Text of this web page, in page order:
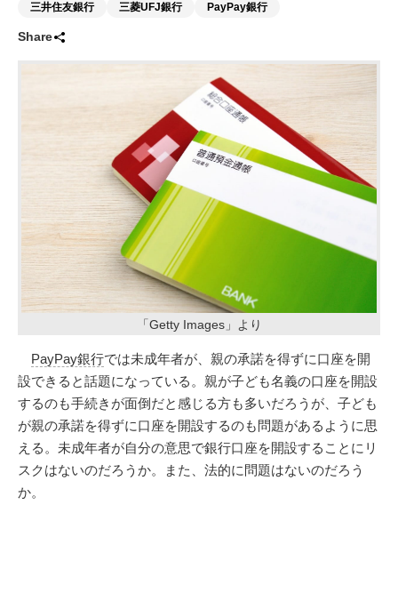
ADOPTABLE DOG JOURNAL
三井住友銀行 三菱UFJ銀行 PayPay銀行
Share
「Getty Images」より
PayPay銀行では未成年者が、親の承諾を得ずに口座を開
設できると話題になっている。親が子ども名義の口座を開設
するのも手続きが面倒だと感じる方も多いだろうが、子ども
が親の承諾を得ずに口座を開設するのも問題があるように思
える。未成年者が自分の意思で銀行口座を開設することにリ
スクはないのだろうか。また、法的に問題はないのだろう
か。